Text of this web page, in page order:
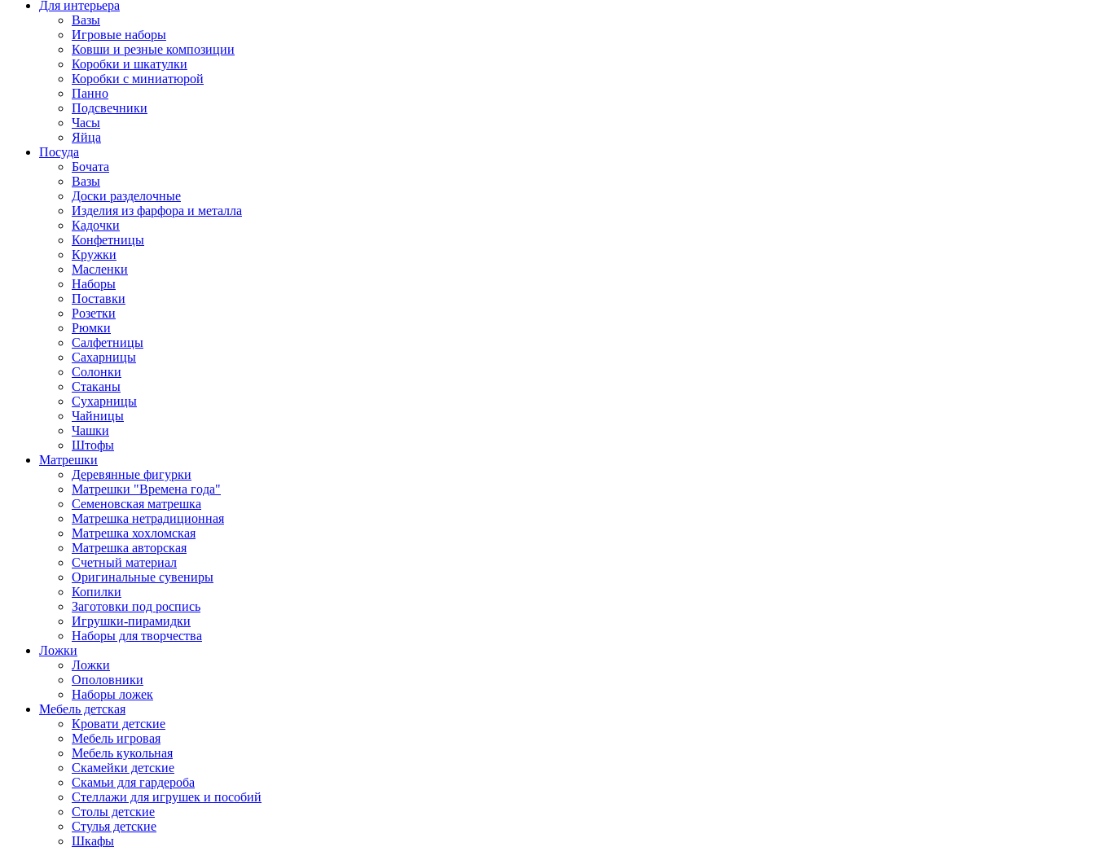
Для интерьера
Вазы
Игровые наборы
Ковши и резные композиции
Коробки и шкатулки
Коробки с миниатюрой
Панно
Подсвечники
Часы
Яйца
Посуда
Бочата
Вазы
Доски разделочные
Изделия из фарфора и металла
Кадочки
Конфетницы
Кружки
Масленки
Наборы
Поставки
Розетки
Рюмки
Салфетницы
Сахарницы
Солонки
Стаканы
Сухарницы
Чайницы
Чашки
Штофы
Матрешки
Деревянные фигурки
Матрешки "Времена года"
Семеновская матрешка
Матрешка нетрадиционная
Матрешка хохломская
Матрешка авторская
Счетный материал
Оригинальные сувениры
Копилки
Заготовки под роспись
Игрушки-пирамидки
Наборы для творчества
Ложки
Ложки
Ополовники
Наборы ложек
Мебель детская
Кровати детские
Мебель игровая
Мебель кукольная
Скамейки детские
Скамьи для гардероба
Стеллажи для игрушек и пособий
Столы детские
Стулья детские
Шкафы